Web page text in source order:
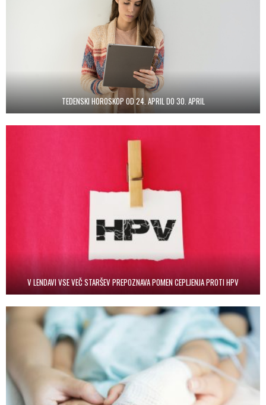
TEDENSKI HOROSKOP OD 24. APRIL DO 30. APRIL
V LENDAVI VSE VEČ STARŠEV PREPOZNAVA POMEN CEPLJENJA PROTI HPV